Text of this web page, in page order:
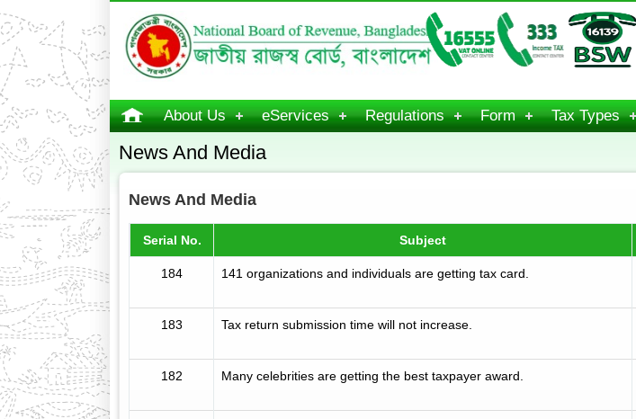
About Us eServices Regulations Form Tax Types
News And Media
News And Media
Serial No. Subject
184 141 organizations and individuals are getting tax card.
183 Tax return submission time will not increase.
182 Many celebrities are getting the best taxpayer award.